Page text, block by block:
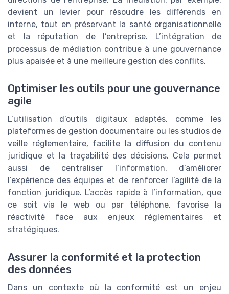
devient un levier pour résoudre les différends en
interne, tout en préservant la santé organisationnelle
et la réputation de l’entreprise. L’intégration de
processus de médiation contribue à une gouvernance
plus apaisée et à une meilleure gestion des conflits.
Optimiser les outils pour une gouvernance
agile
L’utilisation d’outils digitaux adaptés, comme les
plateformes de gestion documentaire ou les studios de
veille réglementaire, facilite la diffusion du contenu
juridique et la traçabilité des décisions. Cela permet
aussi de centraliser l’information, d’améliorer
l’expérience des équipes et de renforcer l’agilité de la
fonction juridique. L’accès rapide à l’information, que
ce soit via le web ou par téléphone, favorise la
réactivité face aux enjeux réglementaires et
stratégiques.
Assurer la conformité et la protection
des données
Dans un contexte où la conformité est un enjeu